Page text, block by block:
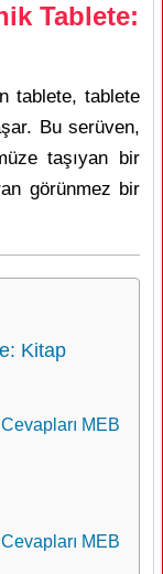
Tablete:
tablete, tablete
Bu serüven,
taşıyan bir
görünmez bir
Kitap
MEB
MEB